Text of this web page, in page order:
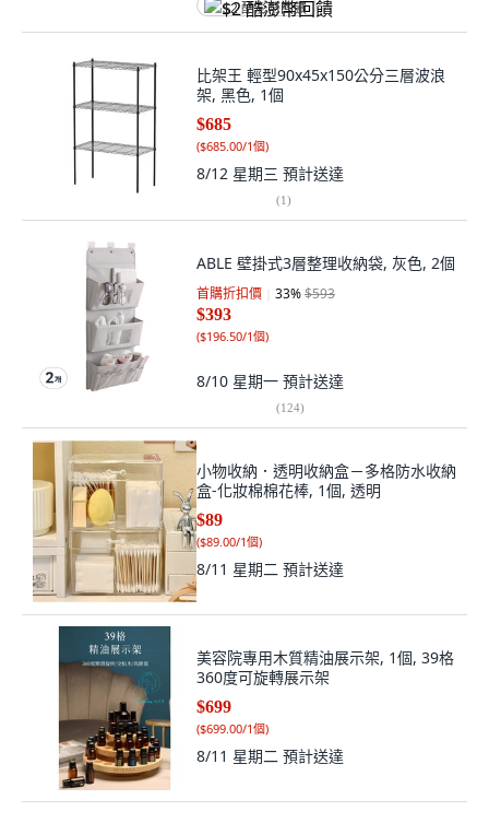
$2 酷澎幣回饋
比架王 輕型90x45x150公分三層波浪
架, 黑色, 1個
$685
($685.00/1個)
8/12 星期三 預計送達
(1)
ABLE 壁掛式3層整理收納袋, 灰色, 2個
首購折扣價 33%$593
$393
($196.50/1個)
8/10 星期一 預計送達
(124)
小物收納．透明收納盒－多格防水收納
盒-化妝棉棉花棒, 1個, 透明
$89
($89.00/1個)
8/11 星期二 預計送達
美容院專用木質精油展示架, 1個, 39格
360度可旋轉展示架
$699
($699.00/1個)
8/11 星期二 預計送達